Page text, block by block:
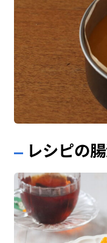
レシピの